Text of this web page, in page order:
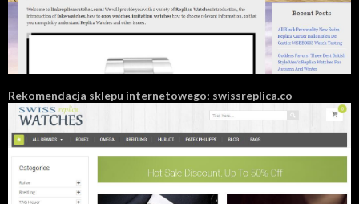
Rekomendacja sklepu internetowego: swissreplica.co